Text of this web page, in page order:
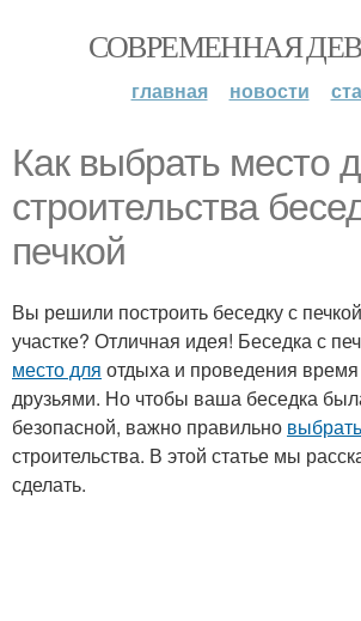
СОВРЕМЕННАЯ
главная новости
Как выбрать место
строительства
печкой
Вы решили построить беседку с
участке? Отличная идея! Беседка с
место для отдыха и проведения
друзьями. Но чтобы ваша беседка
безопасной, важно правильно
строительства. В этой статье мы
сделать.